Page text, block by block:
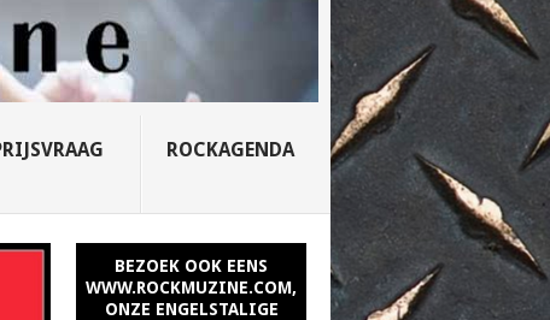
ROCKAGENDA
BEZOEK OOK EENS
WWW.ROCKMUZINE.COM,
ONZE ENGELSTALIGE